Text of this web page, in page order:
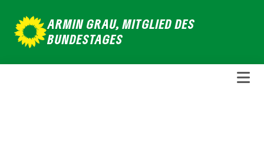
zum
Inhalt
ARMIN GRAU, MITGLIED DES
BUNDESTAGES